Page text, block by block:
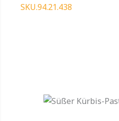
SKU.94.21.438